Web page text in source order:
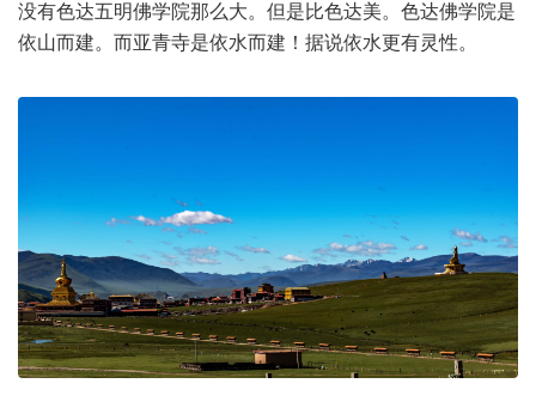
没有色达五明佛学院那么大。但是比色达美。色达佛学院是
依山而建。而亚青寺是依水而建！据说依水更有灵性。